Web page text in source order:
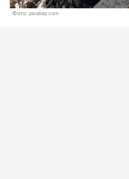
Фото: pixabay.com